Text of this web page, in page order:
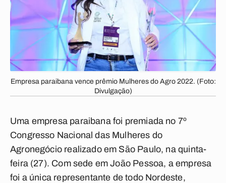
Empresa paraibana vence prêmio Mulheres do Agro 2022. (Foto:
Divulgação)
Uma empresa paraibana foi premiada no 7º
Congresso Nacional das Mulheres do
Agronegócio realizado em São Paulo, na quinta-
feira (27). Com sede em João Pessoa, a empresa
foi a única representante de todo Nordeste,